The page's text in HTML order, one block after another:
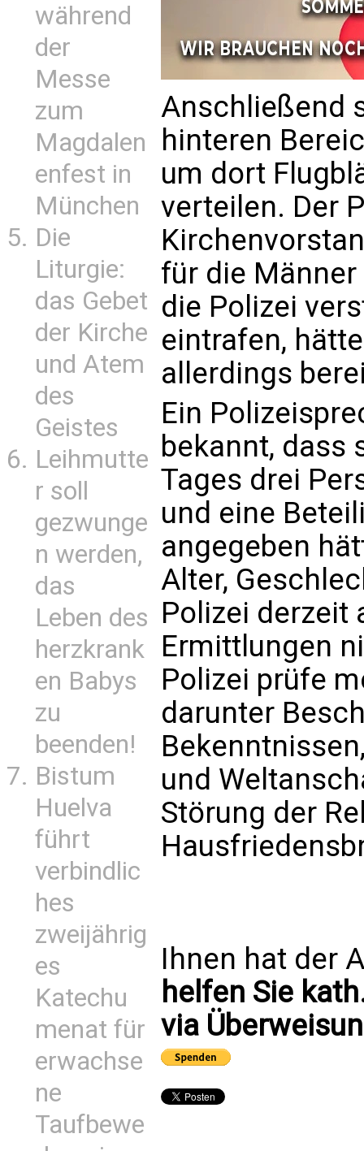
während
der
Messe
zum
Magdalen
enfest in
München
Die
Liturgie:
das Gebet
der Kirche
und Atem
des
Geistes
Leihmutte
r soll
gezwunge
n werden,
das
Leben des
herzkrank
en Babys
zu
beenden!
Bistum
Huelva
führt
verbindlic
hes
zweijährig
es
Katechu
menat für
erwachse
ne
Taufbewe
Anschließend
hinteren
um dort
verteilen. Der
für die
die Polizei
eintrafen,
allerdings
Ein
bekannt, dass
Tages drei
und eine
angegeben
Alter,
Polizei derzeit
Ermittlungen
Polizei prüfe
darunter
und
Störung der
Ihnen hat der
helfen Sie
via